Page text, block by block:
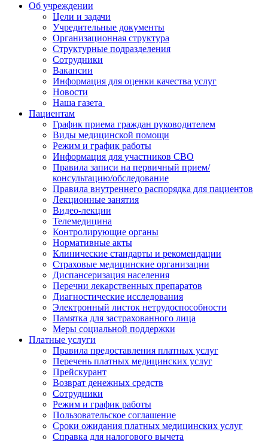
Об учреждении
Цели и задачи
Учредительные документы
Организационная структура
Структурные подразделения
Сотрудники
Вакансии
Информация для оценки качества услуг
Новости
​​Наша газета
Пациентам
График приема граждан руководителем
Виды медицинской помощи
Режим и график работы
Информация для участников СВО
Правила записи на первичный прием/
консультацию/обследование
Правила внутреннего распорядка для пациентов
Лекционные занятия
Видео-лекции
Телемедицина
Контролирующие органы
Нормативные акты
Клинические стандарты и рекомендации
Страховые медицинские организации
Диспансеризация населения
Перечни лекарственных препаратов
Диагностические исследования
Электронный листок нетрудоспособности
Памятка для застрахованного лица
Меры социальной поддержки
Платные услуги
Правила предоставления платных услуг
Перечень платных медицинских услуг
Прейскурант
Возврат денежных средств
Сотрудники
Режим и график работы
Пользовательское соглашение
Сроки ожидания платных медицинских услуг
Справка для налогового вычета